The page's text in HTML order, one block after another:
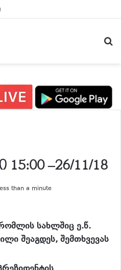
–26/11/18
than a minute
სახლშიც ე.წ.
შეაგდეს, შემთხვევას